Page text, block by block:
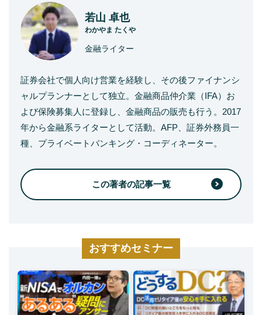
若山 卓也
わかやま たくや
金融ライター
証券会社で個人向け営業を経験し、その後ファイナンシ
ャルプランナーとして独立。金融商品仲介業（IFA）お
よび保険募集人に登録し、金融商品の販売も行う。2017
年から金融系ライターとして活動。AFP、証券外務員一
種、プライベートバンキング・コーディネーター。
この著者の記事一覧
おすすめセミナー